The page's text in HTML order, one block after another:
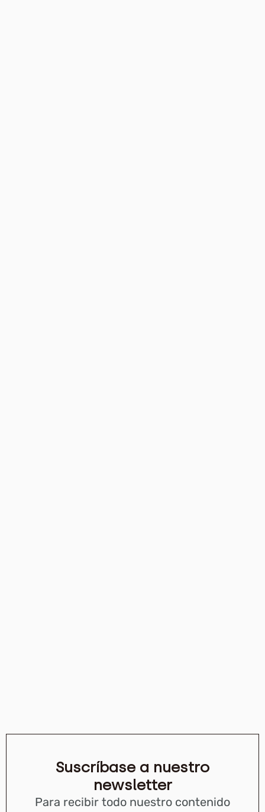
Suscríbase a nuestro
newsletter
Para recibir todo nuestro contenido